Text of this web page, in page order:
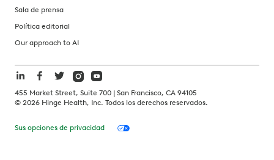
Sala de prensa
Política editorial
Our approach to AI
455 Market Street, Suite 700 | San Francisco, CA 94105
© 2026 Hinge Health, Inc. Todos los derechos reservados.
Sus opciones de privacidad